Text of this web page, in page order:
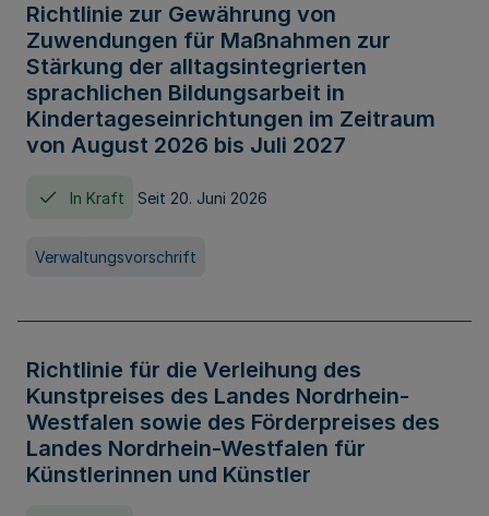
Richtlinie zur Gewährung von
Zuwendungen für Maßnahmen zur
Stärkung der alltagsintegrierten
sprachlichen Bildungsarbeit in
Kindertageseinrichtungen im Zeitraum
von August 2026 bis Juli 2027
In Kraft Seit 20. Juni 2026
Verwaltungsvorschrift
Richtlinie für die Verleihung des
Kunstpreises des Landes Nordrhein-
Westfalen sowie des Förderpreises des
Landes Nordrhein-Westfalen für
Künstlerinnen und Künstler